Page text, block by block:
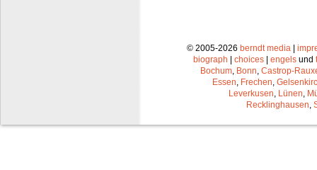
© 2005-2026 berndt media |
biograph | choices | engels und
Bochum Bonn Castrop-
Essen Frechen
Leverkusen Lünen
Recklinghausen